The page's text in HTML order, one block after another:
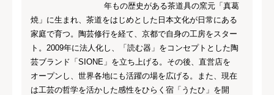
年もの歴史がある茶道具の窯元「真葛
焼」に生まれ、茶道をはじめとした日本文化が日常にある
家庭で育つ。陶芸修行を経て、京都で自身の工房をスター
ト。2009年に法人化し、「読む器」をコンセプトとした陶
芸ブランド「SIONE」を立ち上げる。その後、直営店を
オープンし、世界各地にも活躍の場を広げる。また、現在
は工芸の哲学を活かした感性をひらく宿「うたひ」を開